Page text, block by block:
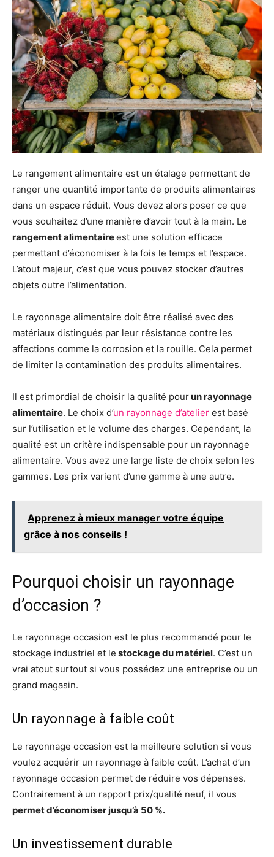
Le rangement alimentaire est un étalage permettant de
ranger une quantité importante de produits alimentaires
dans un espace réduit. Vous devez alors poser ce que
vous souhaitez d’une manière d’avoir tout à la main. Le
rangement alimentaireest une solution efficace
permettant d’économiser à la fois le temps et l’espace.
L’atout majeur, c’est que vous pouvez stocker d’autres
objets outre l’alimentation.
Le rayonnage alimentaire doit être réalisé avec des
matériaux distingués par leur résistance contre les
affections comme la corrosion et la rouille. Cela permet
de limiter la contamination des produits alimentaires.
Il est primordial de choisir la qualité pourun rayonnage
alimentaire. Le choix d’un rayonnage d’atelier est basé
sur l’utilisation et le volume des charges. Cependant, la
qualité est un critère indispensable pour un rayonnage
alimentaire. Vous avez une large liste de choix selon les
gammes. Les prix varient d’une gamme à une autre.
Apprenez à mieux manager votre équipe
grâce à nos conseils !
Pourquoi choisir un rayonnage
d’occasion ?
Le rayonnage occasion est le plus recommandé pour le
stockage industriel et le stockage du matériel. C’est un
vrai atout surtout si vous possédez une entreprise ou un
grand magasin.
Un rayonnage à faible coût
Le rayonnage occasion est la meilleure solution si vous
voulez acquérir un rayonnage à faible coût. L’achat d’un
rayonnage occasion permet de réduire vos dépenses.
Contrairement à un rapport prix/qualité neuf, il vous
permet d’économiser jusqu’à 50 %.
Un investissement durable